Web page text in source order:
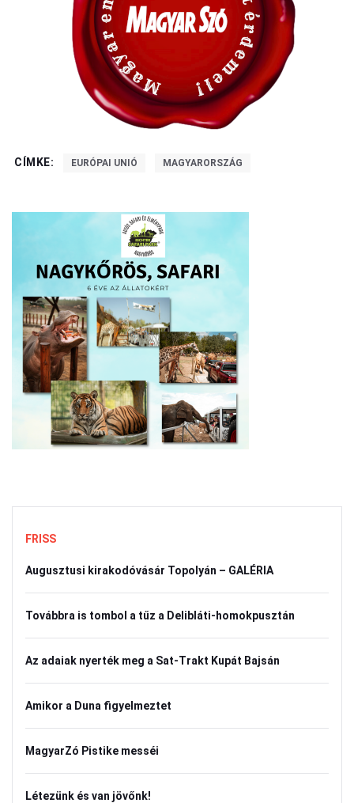
CÍMKE: EURÓPAI UNIÓ MAGYARORSZÁG
FRISS
Augusztusi kirakodóvásár Topolyán – GALÉRIA
Továbbra is tombol a tűz a Delibláti-homokpusztán
Az adaiak nyerték meg a Sat-Trakt Kupát Bajsán
Amikor a Duna figyelmeztet
MagyarZó Pistike messéi
Létezünk és van jövőnk!